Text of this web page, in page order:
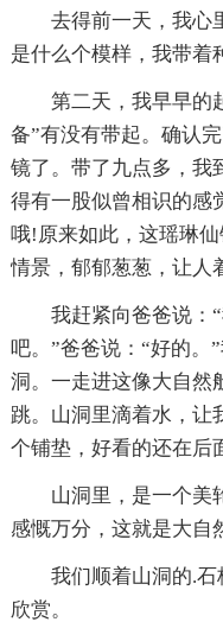
去得前一天，我心
是什么个模样，我带着
第二天，我早早的
备”有没有带起。确认
镜了。带了九点多，我
得有一股似曾相识的感
哦!原来如此，这瑶琳
情景，郁郁葱葱，让人
我赶紧向爸爸说：
吧。”爸爸说：“好的。
洞。一走进这像大自然
跳。山洞里滴着水，让
个铺垫，好看的还在后
山洞里，是一个美
感慨万分，这就是大自
我们顺着山洞的.
欣赏。